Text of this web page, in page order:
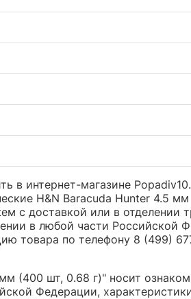
в интернет-магазине Popadiv10.
H&N Baracuda Hunter 4.5
с доставкой или в отделении
в любой части Российской
товара по телефону 8 (499)
(400 шт, 0.68 г)" носит
Федерации,